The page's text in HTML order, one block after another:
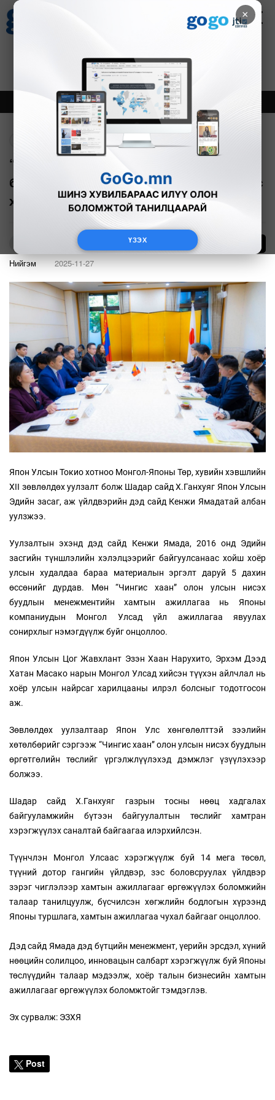
×
ҮЗЭХ
Зурхай
8.08
Онцлох Шинэ
“Чингис хаан” олон улсын нисэх
буудлын өргөтгөлийн төсөлд Япон Улс
хөнгөлөлттэй зээл олгоно
О.Батхишиг
Нийгэм 2025-11-27
Япон Улсын Токио хотноо Монгол-Японы Төр, хувийн хэвшлийн
XII зөвлөлдөх уулзалт болж Шадар сайд Х.Ганхуяг Япон Улсын
Эдийн засаг, аж үйлдвэрийн дэд сайд Кенжи Ямадатай албан
уулзжээ.
Уулзалтын эхэнд дэд сайд Кенжи Ямада, 2016 онд Эдийн
засгийн түншлэлийн хэлэлцээрийг байгуулсанаас хойш хоёр
улсын худалдаа бараа материалын эргэлт даруй 5 дахин
өссөнийг дурдав. Мөн “Чингис хаан” олон улсын нисэх
буудлын менежментийн хамтын ажиллагаа нь Японы
компаниудын Монгол Улсад үйл ажиллагаа явуулах
сонирхлыг нэмэгдүүлж буйг онцоллоо.
Япон Улсын Цог Жавхлант Эзэн Хаан Нарухито, Эрхэм Дээд
Хатан Масако нарын Монгол Улсад хийсэн түүхэн айлчлал нь
хоёр улсын найрсаг харилцааны илрэл болсныг тодотгосон
аж.
Зөвлөлдөх уулзалтаар Япон Улс хөнгөлөлттэй зээлийн
хөтөлбөрийг сэргээж “Чингис хаан” олон улсын нисэх буудлын
өргөтгөлийн төслийг үргэлжлүүлэхэд дэмжлэг үзүүлэхээр
болжээ.
Шадар сайд Х.Ганхуяг газрын тосны нөөц хадгалах
байгууламжийн бүтээн байгуулалтын төслийг хамтран
хэрэгжүүлэх саналтай байгаагаа илэрхийлсэн.
Түүнчлэн Монгол Улсаас хэрэгжүүлж буй 14 мега төсөл,
түүний дотор гангийн үйлдвэр, зэс боловсруулах үйлдвэр
зэрэг чиглэлээр хамтын ажиллагааг өргөжүүлэх боломжийн
талаар танилцуулж, бүсчилсэн хөгжлийн бодлогын хүрээнд
Японы туршлага, хамтын ажиллагаа чухал байгааг онцоллоо.
Дэд сайд Ямада дэд бүтцийн менежмент, үерийн эрсдэл, хүний
нөөцийн солилцоо, инновацын салбарт хэрэгжүүлж буй Японы
төслүүдийн талаар мэдээлж, хоёр талын бизнесийн хамтын
ажиллагааг өргөжүүлэх боломжтойг тэмдэглэв.
Эх сурвалж: ЭЗХЯ
Post